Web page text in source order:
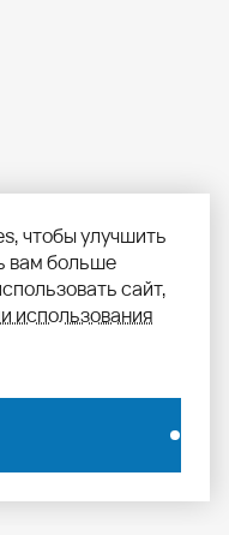
чтобы улучшить
вам больше
сайт,
использования